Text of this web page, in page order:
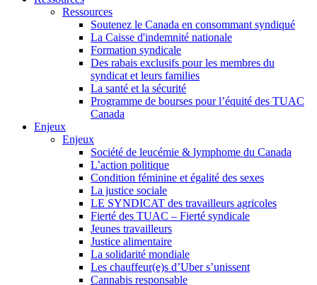
Ressources
Soutenez le Canada en consommant syndiqué
La Caisse d'indemnité nationale
Formation syndicale
Des rabais exclusifs pour les membres du
syndicat et leurs families
La santé et la sécurité
Programme de bourses pour l’équité des TUAC
Canada
Enjeux
Enjeux
Société de leucémie & lymphome du Canada
L’action politique
Condition féminine et égalité des sexes
La justice sociale
LE SYNDICAT des travailleurs agricoles
Fierté des TUAC – Fierté syndicale
Jeunes travailleurs
Justice alimentaire
La solidarité mondiale
Les chauffeur(e)s d’Uber s’unissent
Cannabis responsable